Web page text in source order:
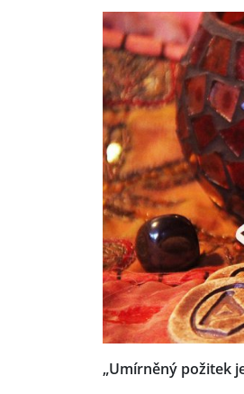
„Umírněný požitek